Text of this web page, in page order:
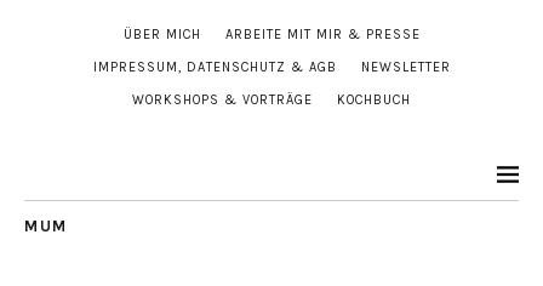
ÜBER MICH ARBEITE MIT MIR & PRESSE
IMPRESSUM, DATENSCHUTZ & AGB NEWSLETTER
WORKSHOPS & VORTRÄGE KOCHBUCH
MUM